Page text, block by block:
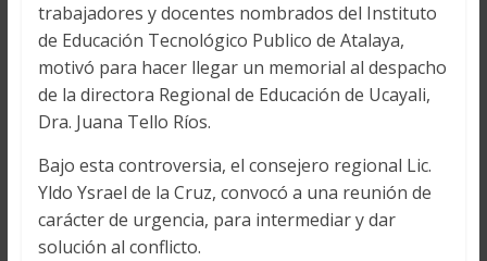
trabajadores y docentes nombrados del Instituto
de Educación Tecnológico Publico de Atalaya,
motivó para hacer llegar un memorial al despacho
de la directora Regional de Educación de Ucayali,
Dra. Juana Tello Ríos.
Bajo esta controversia, el consejero regional Lic.
Yldo Ysrael de la Cruz, convocó a una reunión de
carácter de urgencia, para intermediar y dar
solución al conflicto.